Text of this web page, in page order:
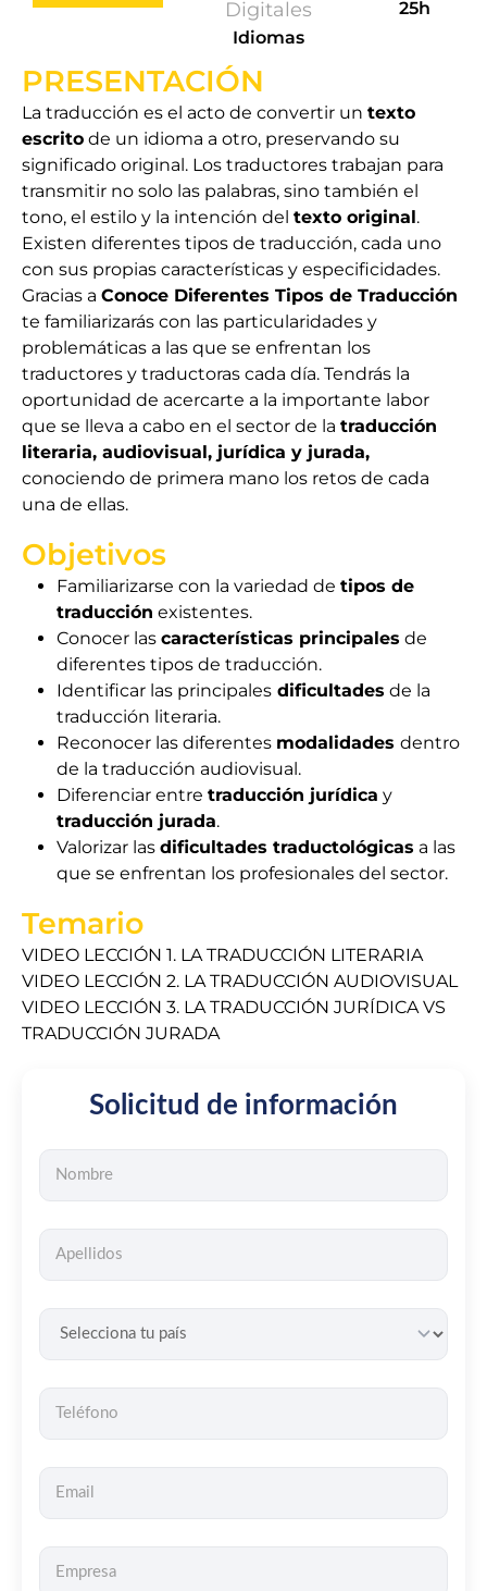
Digitales
Idiomas
25h
PRESENTACIÓN
La traducción es el acto de convertir un texto
escrito de un idioma a otro, preservando su
significado original. Los traductores trabajan para
transmitir no solo las palabras, sino también el
tono, el estilo y la intención del texto original.
Existen diferentes tipos de traducción, cada uno
con sus propias características y especificidades.
Gracias a Conoce Diferentes Tipos de Traducción
te familiarizarás con las particularidades y
problemáticas a las que se enfrentan los
traductores y traductoras cada día. Tendrás la
oportunidad de acercarte a la importante labor
que se lleva a cabo en el sector de la traducción
literaria, audiovisual, jurídica y jurada,
conociendo de primera mano los retos de cada
una de ellas.
Objetivos
Familiarizarse con la variedad de tipos de
traducción existentes.
Conocer las características principales de
diferentes tipos de traducción.
Identificar las principales dificultades de la
traducción literaria.
Reconocer las diferentes modalidades dentro
de la traducción audiovisual.
Diferenciar entre traducción jurídica y
traducción jurada.
Valorizar las dificultades traductológicas a las
que se enfrentan los profesionales del sector.
Temario
VIDEO LECCIÓN 1. LA TRADUCCIÓN LITERARIA
VIDEO LECCIÓN 2. LA TRADUCCIÓN AUDIOVISUAL
VIDEO LECCIÓN 3. LA TRADUCCIÓN JURÍDICA VS
TRADUCCIÓN JURADA
Solicitud de información